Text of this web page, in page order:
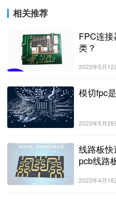
相关推荐
FPC连
类？
2023年5月12
模切fpc
2023年5月28
线路板
pcb线路
2023年4月18